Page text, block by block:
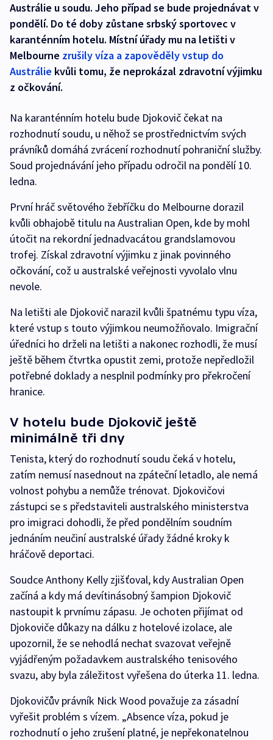
Austrálie u soudu. Jeho případ se bude projednávat v
pondělí. Do té doby zůstane srbský sportovec v
karanténním hotelu. Místní úřady mu na letišti v
Melbourne zrušily víza a zapověděly vstup do
Austrálie kvůli tomu, že neprokázal zdravotní výjimku
z očkování.
Na karanténním hotelu bude Djokovič čekat na
rozhodnutí soudu, u něhož se prostřednictvím svých
právníků domáhá zvrácení rozhodnutí pohraniční služby.
Soud projednávání jeho případu odročil na pondělí 10.
ledna.
První hráč světového žebříčku do Melbourne dorazil
kvůli obhajobě titulu na Australian Open, kde by mohl
útočit na rekordní jednadvacátou grandslamovou
trofej. Získal zdravotní výjimku z jinak povinného
očkování, což u australské veřejnosti vyvolalo vlnu
nevole.
Na letišti ale Djokovič narazil kvůli špatnému typu víza,
které vstup s touto výjimkou neumožňovalo. Imigrační
úředníci ho drželi na letišti a nakonec rozhodli, že musí
ještě během čtvrtka opustit zemi, protože nepředložil
potřebné doklady a nesplnil podmínky pro překročení
hranice.
V hotelu bude Djokovič ještě
minimálně tři dny
Tenista, který do rozhodnutí soudu čeká v hotelu,
zatím nemusí nasednout na zpáteční letadlo, ale nemá
volnost pohybu a nemůže trénovat. Djokovičovi
zástupci se s představiteli australského ministerstva
pro imigraci dohodli, že před pondělním soudním
jednáním neučiní australské úřady žádné kroky k
hráčově deportaci.
Soudce Anthony Kelly zjišťoval, kdy Australian Open
začíná a kdy má devítinásobný šampion Djokovič
nastoupit k prvnímu zápasu. Je ochoten přijímat od
Djokoviče důkazy na dálku z hotelové izolace, ale
upozornil, že se nehodlá nechat svazovat veřejně
vyjádřeným požadavkem australského tenisového
svazu, aby byla záležitost vyřešena do úterka 11. ledna.
Djokovičův právník Nick Wood považuje za zásadní
vyřešit problém s vízem. „Absence víza, pokud je
rozhodnutí o jeho zrušení platné, je nepřekonatelnou